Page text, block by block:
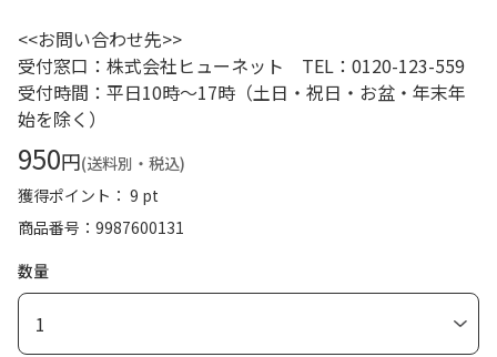
<<お問い合わせ先>>
受付窓口：株式会社ヒューネット TEL：0120-123-559
受付時間：平日10時～17時（土日・祝日・お盆・年末年
始を除く）
950円(送料別・税込)
獲得ポイント： 9 pt
商品番号
9987600131
数量
1